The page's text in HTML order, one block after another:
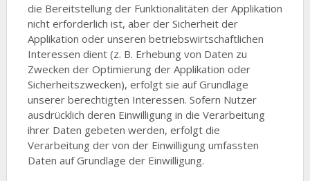
die Bereitstellung der Funktionalitäten der Applikation
nicht erforderlich ist, aber der Sicherheit der
Applikation oder unseren betriebswirtschaftlichen
Interessen dient (z. B. Erhebung von Daten zu
Zwecken der Optimierung der Applikation oder
Sicherheitszwecken), erfolgt sie auf Grundlage
unserer berechtigten Interessen. Sofern Nutzer
ausdrücklich deren Einwilligung in die Verarbeitung
ihrer Daten gebeten werden, erfolgt die
Verarbeitung der von der Einwilligung umfassten
Daten auf Grundlage der Einwilligung.